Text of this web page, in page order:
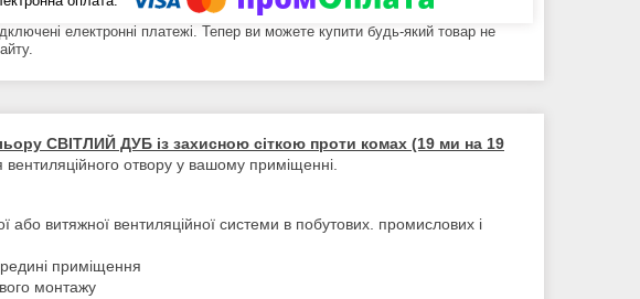
електронні платежі. Тепер ви можете купити будь-який товар не
СВІТЛИЙ ДУБ із захисною сіткою проти комах (19 ми на 19
отвору у вашому приміщенні.
витяжної вентиляційної системи в побутових. промислових і
приміщення
монтажу